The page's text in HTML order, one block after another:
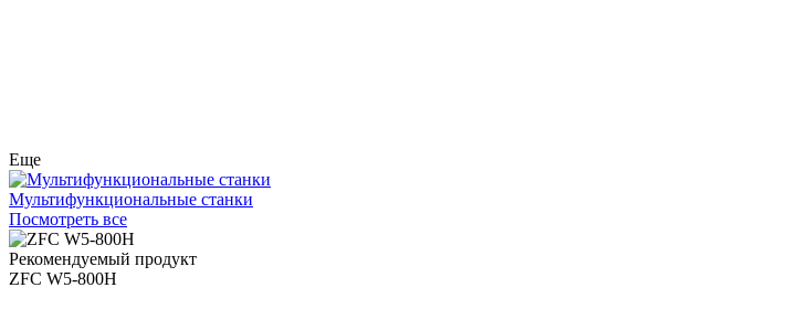
Еще
Мультифункциональные станки
Посмотреть все
Рекомендуемый продукт
ZFC W5-800H